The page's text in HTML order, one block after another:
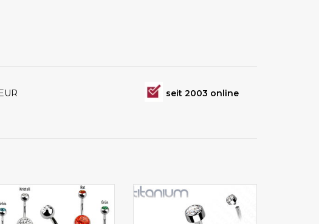
seit 2003 online
Tolles Piercing für den Alltag
Bauchnabelpiercing Titan